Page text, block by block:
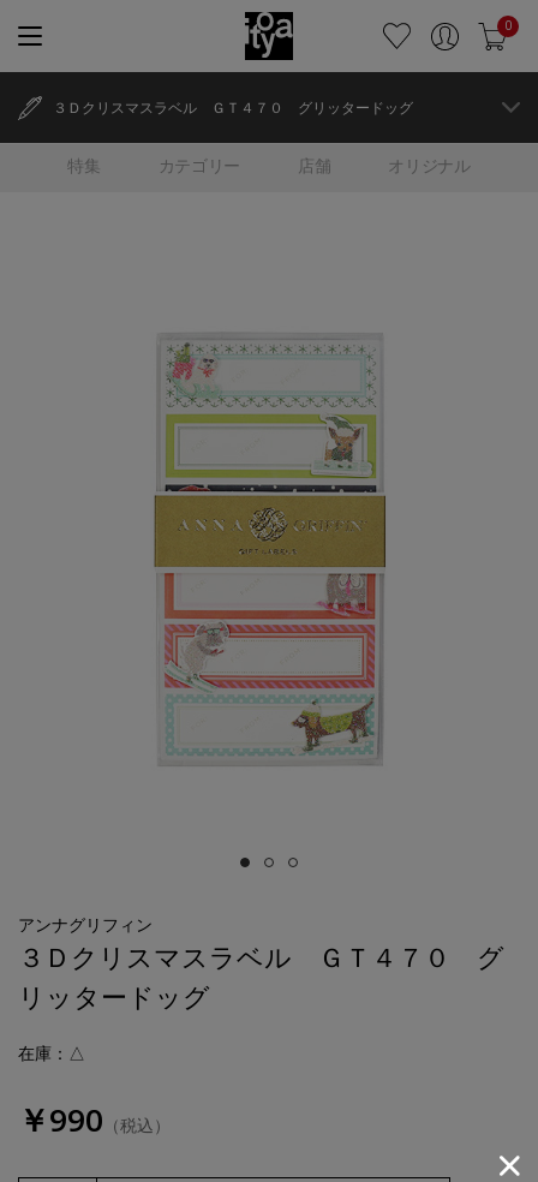
0
特集 カテゴリー 店舗 オリジナル
３Ｄクリスマスラベル ＧＴ４７０ グリッタードッグ
アンナグリフィン
３Ｄクリスマスラベル ＧＴ４７０ グ
リッタードッグ
在庫：△
￥990 （税込）